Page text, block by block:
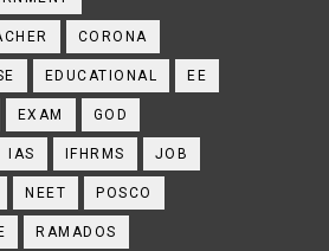
CORONA
EDUCATIONAL EE
EXAM GOD
IAS IFHRMS JOB
NEET POSCO
RAMADOS